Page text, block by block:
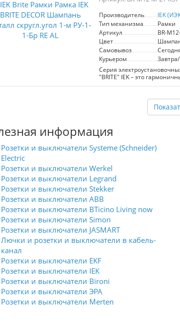
гармонично впишется в
современность и
предназначена для
механизмов, что делает её
универсальным выбором
жилых помещений, так и для
коммерческих объектов.
палитра и вариативность
позволяют легко
решения в едином стиле,
обращающая на себя
Производитель
IEK
Тип механизма
Рамки
Артикул
BR-
Цвет
Самовывоз
Курьером
Серия
"BRITE" IEK – это
европейский подход,
В линейке "BRITE"
материалы премиум-
палитра и широкий
строительстве и ремонте
коммерческой
выполнить современные
едином стиле.
информация
Розетки и выключатели Systeme (Schneider)
Electric
Розетки и выключатели Werkel
Розетки и выключатели Legrand
Розетки и выключатели Stekker
Розетки и выключатели ABB
Розетки и выключатели BTicino Living now
Розетки и выключатели Simon
Розетки и выключатели JASMART
Лючки и розетки и выключатели в кабель-
канал
Розетки и выключатели EKF
Розетки и выключатели IEK
Розетки и выключатели Bironi
Розетки и выключатели ЭРА
Розетки и выключатели Merten